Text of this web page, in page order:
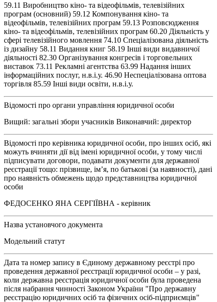
59.11 Виробництво кіно- та відеофільмів, телевізійних
програм (основний) 59.12 Компонування кіно- та
відеофільмів, телевізійних програм 59.13 Розповсюдження
кіно- та відеофільмів, телевізійних програм 60.20 Діяльність у
сфері телевізійного мовлення 74.10 Спеціалізована діяльність
із дизайну 58.11 Видання книг 58.19 Інші види видавничої
діяльності 82.30 Організування конгресів і торговельних
виставок 73.11 Рекламні агентства 63.99 Надання інших
інформаційних послуг, н.в.і.у. 46.90 Неспеціалізована оптова
торгівля 85.59 Інші види освіти, н.в.і.у.
Відомості про органи управління юридичної особи
Вищий: загальні збори учасників Виконавчий: директор
Відомості про керівника юридичної особи, про інших осіб, які
можуть вчиняти дії від імені юридичної особи, у тому числі
підписувати договори, подавати документи для державної
реєстрації тощо: прізвище, ім’я, по батькові (за наявності), дані
про наявність обмежень щодо представництва юридичної
особи
ФЕДОСЕНКО ЯНА СЕРГІЇВНА - керівник
Назва установчого документа
Модельний статут
Дата та номер запису в Єдиному державному реєстрі про
проведення державної реєстрації юридичної особи – у разі,
коли державна реєстрація юридичної особи була проведена
після набрання чинності Законом України "Про державну
реєстрацію юридичних осіб та фізичних осіб-підприємців"